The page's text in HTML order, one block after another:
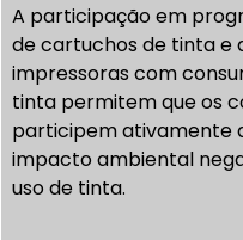
A participação em
de cartuchos de tinta e
impressoras com
tinta permitem que os
participem ativamente
impacto ambiental
uso de tinta.